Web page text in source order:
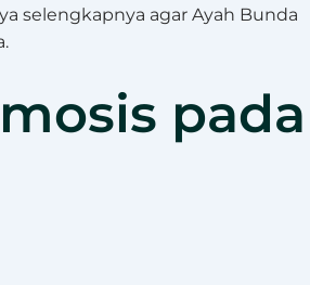
selengkapnya agar Ayah Bunda
pada